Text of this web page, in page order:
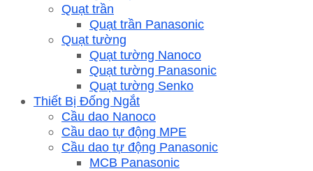
Quạt trần
Quạt trần Panasonic
Quạt tường
Quạt tường Nanoco
Quạt tường Panasonic
Quạt tường Senko
Thiết Bị Đống Ngắt
Cầu dao Nanoco
Cầu dao tự động MPE
Cầu dao tự động Panasonic
MCB Panasonic